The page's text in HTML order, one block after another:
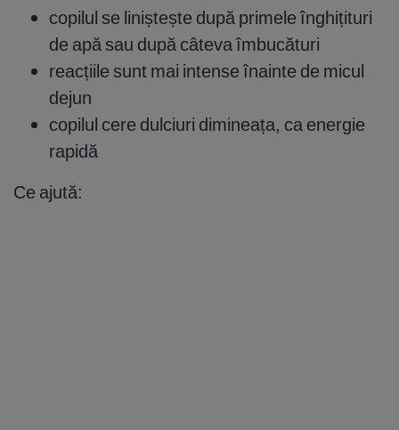
copilul se liniștește după primele înghițituri
de apă sau după câteva îmbucături
reacțiile sunt mai intense înainte de micul
dejun
copilul cere dulciuri dimineața, ca energie
rapidă
Ce ajută: